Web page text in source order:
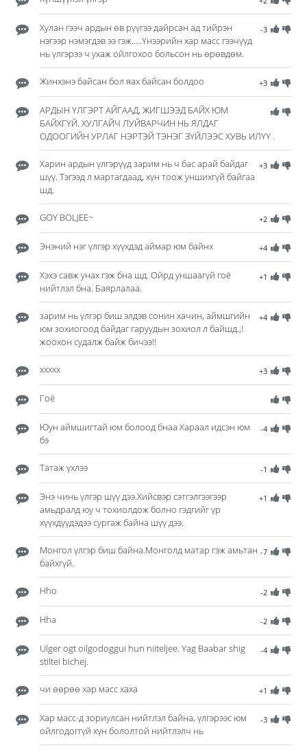
-3
Хулан гээч ардын өв рүүгээ дайрсан ад тийрэн
нэгээр нэмэгдэв ээ гэж.....Үнээрийн хар масс гээчүүд
нь үлгэрээ ч ухаж ойлгохоо больсон нь өрөвдөм.
+3
Жинхэнэ байсан бол яах байсан болдоо
АРДЫН ҮЛГЭРТ АЙГААД, ЖИГШЭЭД БАЙХ ЮМ
БАЙХГҮЙ. ХУЛГАЙЧ ЛУЙВАРЧИН НЬ ЯЛДАГ
ОДООГИЙН УРЛАГ НЭРТЭЙ ТЭНЭГ ЗҮЙЛЭЭС ХУВЬ ИЛҮҮ .
+3
Харин ардын үлгэрүүд зарим нь ч бас арай байдаг
шүү. Тэгээд л мартагдаад, хүн тоож уншихгүй байгаа
шд.
+2
GOY BOLJEE~
+4
Энэний нэг үлгэр хүүхдэд аймар юм байнх
+1
Хэхэ савж унах гэж бна шд. Ойрд уншаагүй гоё
нийтлэл бна. Баярлалаа.
+4
зарим нь үлгэр биш элдэв сонин хачин, аймшгийн
юм зохиогоод байдаг гаруудын зохиол л байшд.,!
жоохон судалж байж бичээ!!
+3
ххххх
Гоё
-4
Юун аймшигтай юм болоод бнаа Хараал идсэн юм
бэ
-1
Татаж үхлээ
+1
Энэ чинь үлгэр шүү дээ.Хийсвэр сэтгэлгээгээр
амьдралд юу ч тохиолдож болно гэдгийг үр
хүүхдүүдэдээ сургаж байна шүү дээ.
-7
Монгол үлгэр биш байна.Монголд матар гэж амьтан
байхгүй.
-2
Hho
-2
Hha
-4
Ulger ogt oilgodoggui hun niiteljee. Yag Baabar shig
stiltei bichej.
+1
чи өөрөө хар масс хаха
-3
Хар масс-д зориулсан нийтлэл байна, үлгэрээс юм
ойлгодоггүй хүн бололтой нийтлэлч нь